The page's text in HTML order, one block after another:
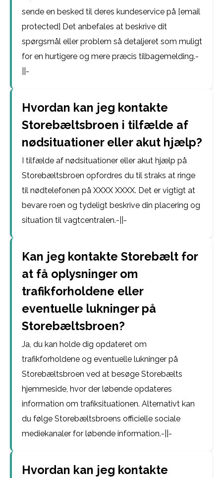
sende en besked til deres kundeservice på [email
protected] Det anbefales at beskrive dit
spørgsmål eller problem så detaljeret som muligt
for en hurtigere og mere præcis tilbagemelding.-
||-
Hvordan kan jeg kontakte
Storebæltsbroen i tilfælde af
nødsituationer eller akut hjælp?
I tilfælde af nødsituationer eller akut hjælp på
Storebæltsbroen opfordres du til straks at ringe
til nødtelefonen på XXXX XXXX. Det er vigtigt at
bevare roen og tydeligt beskrive din placering og
situation til vagtcentralen.-||-
Kan jeg kontakte Storebælt for
at få oplysninger om
trafikforholdene eller
eventuelle lukninger på
Storebæltsbroen?
Ja, du kan holde dig opdateret om
trafikforholdene og eventuelle lukninger på
Storebæltsbroen ved at besøge Storebælts
hjemmeside, hvor der løbende opdateres
information om trafiksituationen. Alternativt kan
du følge Storebæltsbroens officielle sociale
mediekanaler for løbende information.-||-
Hvordan kan jeg kontakte